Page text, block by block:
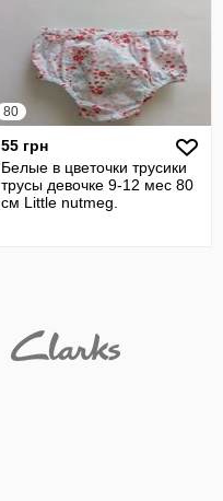
80
55 грн
Белые в цветочки трусики
трусы девочке 9-12 мес 80
см Little nutmeg.